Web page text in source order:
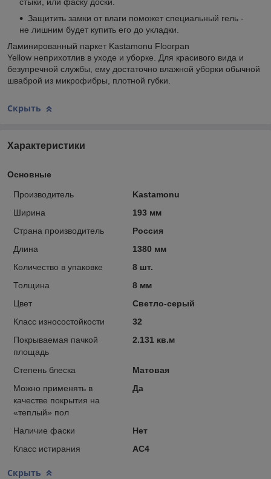
Защитить замки от влаги поможет специальный гель -
не лишним будет купить его до укладки.
Ламинированный паркет Kastamonu Floorpan
Yellow неприхотлив в уходе и уборке. Для красивого вида и
безупречной службы, ему достаточно влажной уборки обычной
шваброй из микрофибры, плотной губки.
Скрыть
Характеристики
Основные
Производитель
Kastamonu
Ширина
193 мм
Страна производитель
Россия
Длина
1380 мм
Количество в упаковке
8 шт.
Толщина
8 мм
Цвет
Светло-серый
Класс износостойкости
32
Покрываемая пачкой
площадь
2.131 кв.м
Степень блеска
Матовая
Можно применять в
качестве покрытия на
«теплый» пол
Да
Наличие фаски
Нет
Класс истирания
АС4
Скрыть